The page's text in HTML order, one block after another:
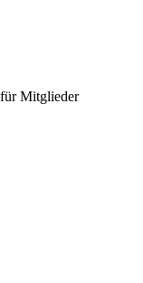
für Mitglieder